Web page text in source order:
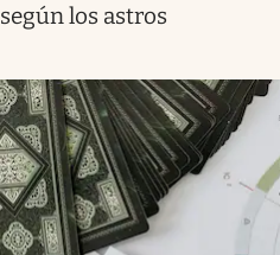
según los astros